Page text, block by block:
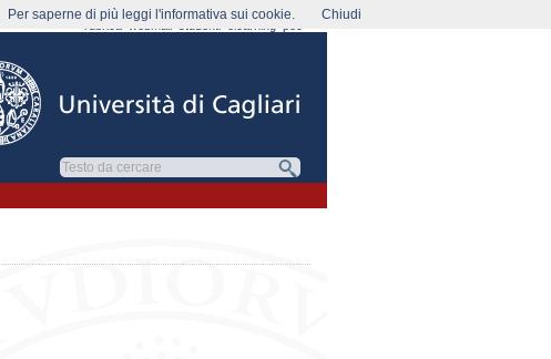
rubrica webmail
Per saperne di più leggi l'informativa sui cookie. Chiudi